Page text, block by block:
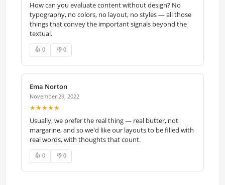
How can you evaluate content without design? No
typography, no colors, no layout, no styles — all those
things that convey the important signals beyond the
textual.
👍 0 👎 0
Ema Norton
November 29, 2022
★★★★★
Usually, we prefer the real thing — real butter, not
margarine, and so we'd like our layouts to be filled with
real words, with thoughts that count.
👍 0 👎 0